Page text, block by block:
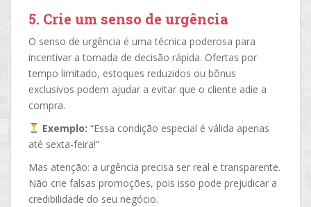
5. Crie um senso de urgência
O senso de urgência é uma técnica poderosa para
incentivar a tomada de decisão rápida. Ofertas por
tempo limitado, estoques reduzidos ou bônus
exclusivos podem ajudar a evitar que o cliente adie a
compra.
Exemplo: “Essa condição especial é válida apenas
até sexta-feira!”
Mas atenção: a urgência precisa ser real e transparente.
Não crie falsas promoções, pois isso pode prejudicar a
credibilidade do seu negócio.